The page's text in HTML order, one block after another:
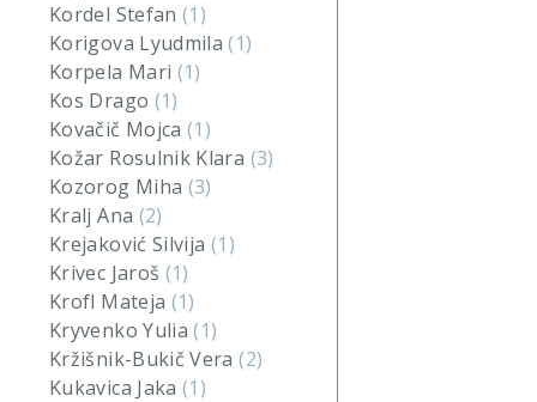
Kordel Stefan(1)
Korigova Lyudmila(1)
Korpela Mari (1)
Kos Drago (1)
Kovačič Mojca(1)
Kožar Rosulnik Klara (3)
Kozorog Miha (3)
Kralj Ana (2)
Krejaković Silvija (1)
Krivec Jaroš (1)
Krofl Mateja (1)
Kryvenko Yulia(1)
Kržišnik-Bukič Vera(2)
Kukavica Jaka(1)